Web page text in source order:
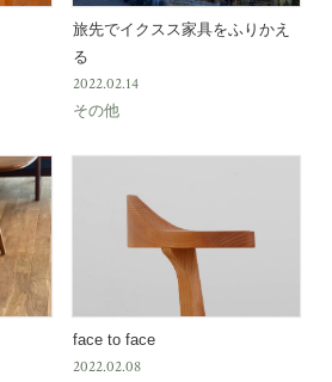
旅先でイクスス家具をふりかえ
る
2022.02.14
その他
face to face
2022.02.08